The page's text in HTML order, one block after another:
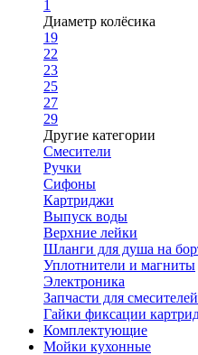
1
Диаметр колёсика
19
22
23
25
27
29
Другие категории
Смесители
Ручки
Сифоны
Картриджи
Выпуск воды
Верхние лейки
Шланги для душа на
Уплотнители и магниты
Электроника
Запчасти для
Гайки фиксации
Комплектующие
Мойки кухонные